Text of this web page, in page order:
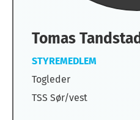
Tomas Tandstad
STYREMEDLEM
Togleder
TSS Sør/vest